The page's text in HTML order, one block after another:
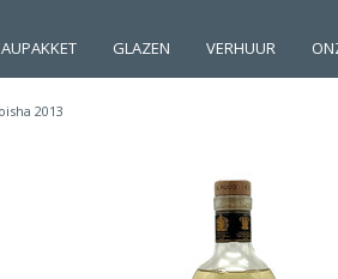
GLAZEN VERHUUR
2013